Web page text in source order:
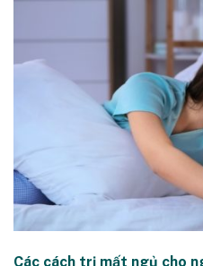
Các cách trị mất ngủ cho